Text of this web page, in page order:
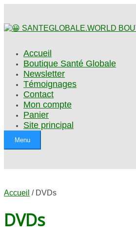
Accueil
Boutique Santé Globale
Newsletter
Témoignages
Contact
Mon compte
Panier
Site principal
Menu
Accueil / DVDs
DVDs